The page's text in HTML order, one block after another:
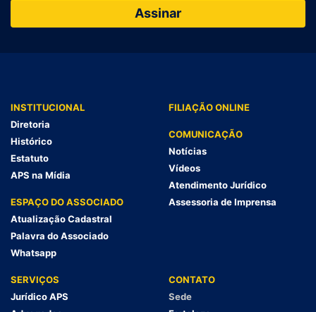
INSTITUCIONAL
Diretoria
Histórico
Estatuto
APS na Mídia
ESPAÇO DO ASSOCIADO
Atualização Cadastral
Palavra do Associado
Whatsapp
FILIAÇÃO ONLINE
COMUNICAÇÃO
Notícias
Vídeos
Atendimento Jurídico
Assessoria de Imprensa
SERVIÇOS
Jurídico APS
CONTATO
Sede